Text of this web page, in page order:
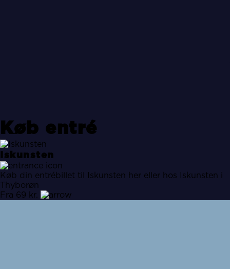
Køb entré
Iskunsten
Køb din entrébillet til Iskunsten her eller hos Iskunsten i
Thyborøn
Fra 69 kr.